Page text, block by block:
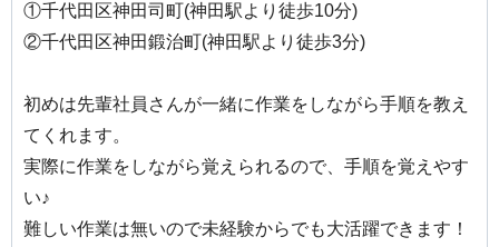
①千代田区神田司町(神田駅より徒歩10分)
②千代田区神田鍛治町(神田駅より徒歩3分)
初めは先輩社員さんが一緒に作業をしながら手順を教え
てくれます。
実際に作業をしながら覚えられるので、手順を覚えやす
い♪
難しい作業は無いので未経験からでも大活躍できます！